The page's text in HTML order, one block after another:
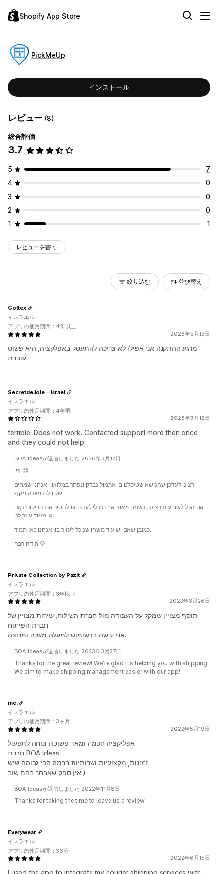
Shopify App Store
PickMeUp
インストール
レビュー (8)
総合評価
3.7
5
7
4
0
3
0
2
0
1
1
レビューを書く
絞り込む 並び替え
2026年5月13日
מרגע ההתקנה אני אפילו לא צריכה להתעסק באפלקציה, היא פשוט
עובדת.
Gottex
イスラエル
アプリの使用期間：4年以上
2026年3月12日
terrible. Does not work. Contacted support more then once
and they could not help.
SecretdeJoie - Israel
イスラエル
アプリの使用期間：4年弱
BOA Ideasが返信しました 2026年3月17日
היי 😊
רצינו לעדכן שהנושא שטיפלנו בו אתמול נבדק ונפתר במלואו, ואנחנו שמחים
שקיבלת מענה מקיף.
אם הכל לשביעות רצונך, נשמח מאוד אם תוכלי לעדכן או להסיר את הביקורת ,זה
מאוד עוזר לנו 🙏
כמובן שאם יש עוד משהו שנוכל לעזור בו, אנחנו כאן תמיד.
תודה רבה 💛
2023年3月26日
תוסף מצויין שמקל על העבודה מול חברת השילוח, שירות מצויין של
חברת הפיתוח
אני עושה בו שימוש למעלה משנה ומרוצה.
Private Collection by Pazit
イスラエル
アプリの使用期間：3年以上
BOA Ideasが返信しました 2023年3月27日
Thanks for the great review! We're glad it's helping you with shipping.
We aim to make shipping management easier with our app!
2022年5月19日
אפליקציה חכמה ומאד פשוטה ונוחה לתפעול
חברת BOA Ideas
זמינות, מקצועיות ושרותיות ברמה הכי גבוהה שיש
אין ספק שאבחר בהם שוב:)
me.
イスラエル
アプリの使用期間：3ヶ月
BOA Ideasが返信しました 2022年11月8日
Thanks for taking the time to leave us a review!
2022年6月15日
I used the app to integrate my courier shipping services with
Everywear
イスラエル
アプリの使用期間：36分